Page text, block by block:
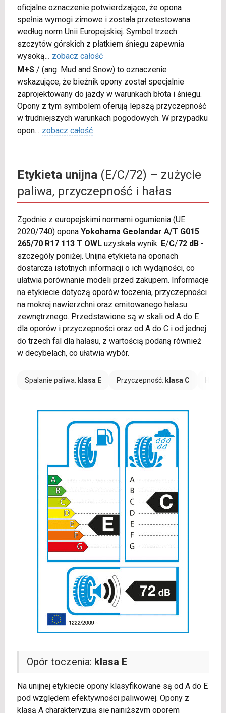
oficjalne oznaczenie potwierdzające, że opona
spełnia wymogi zimowe i została przetestowana
według norm Unii Europejskiej. Symbol trzech
szczytów górskich z płatkiem śniegu zapewnia
wysoką... zobacz całość
M+S/ (ang. Mud and Snow) to oznaczenie
wskazujące, że bieżnik opony został specjalnie
zaprojektowany do jazdy w warunkach błota i śniegu.
Opony z tym symbolem oferują lepszą przyczepność
w trudniejszych warunkach pogodowych. W przypadku
opon... zobacz całość
Etykieta unijna(E/C/72) – zużycie
paliwa, przyczepność i hałas
Zgodnie z europejskimi normami ogumienia (UE
2020/740) opona Yokohama Geolandar A/T G015
265/70 R17 113 T OWLuzyskała wynik: E/C/72 dB-
szczegóły poniżej. Unijna etykieta na oponach
dostarcza istotnych informacji o ich wydajności, co
ułatwia porównanie modeli przed zakupem. Informacje
na etykiecie dotyczą oporów toczenia, przyczepności
na mokrej nawierzchni oraz emitowanego hałasu
zewnętrznego. Przedstawione są w skali od A do E
dla oporów i przyczepności oraz od A do C i od jednej
do trzech fal dla hałasu, z wartością podaną również
w decybelach, co ułatwia wybór.
Spalanie paliwa: klasa E Przyczepność: klasa C Hałas:
Opór toczenia: klasa E
Na unijnej etykiecie opony klasyfikowane są od A do E
pod względem efektywności paliwowej. Opony z
klasą A charakteryzują się najniższym oporem